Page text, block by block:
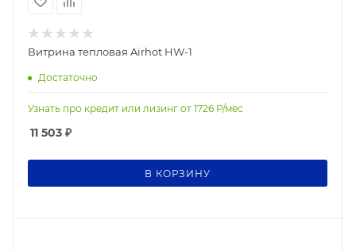
Витрина тепловая Airhot HW-1
Достаточно
Узнать про кредит или лизинг от 1726 Р/мес
11 503 ₽
В КОРЗИНУ